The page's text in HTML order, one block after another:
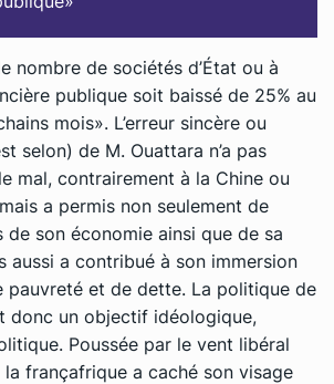
nombre de sociétés d’État ou à
publique soit baissé de 25% au
mois». L’erreur sincère ou
selon) de M. Ouattara n’a pas
mal, contrairement à la Chine ou
a permis non seulement de
son économie ainsi que de sa
aussi a contribué à son immersion
pauvreté et de dette. La politique de
donc un objectif idéologique,
Poussée par le vent libéral
la françafrique a caché son visage